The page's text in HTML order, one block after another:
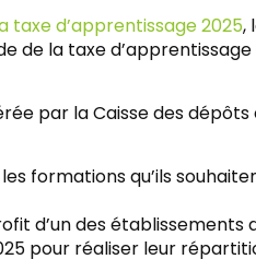
taxe d’apprentissage 2025,
de la taxe
par la Caisse des
formations qu’ils
d’un des établissements
pour réaliser leur